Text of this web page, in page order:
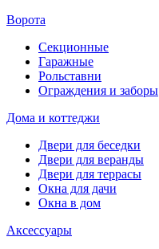
Ворота
Секционные
Гаражные
Рольставни
Ограждения и заборы
Дома и коттеджи
Двери для беседки
Двери для веранды
Двери для террасы
Окна для дачи
Окна в дом
Аксессуары